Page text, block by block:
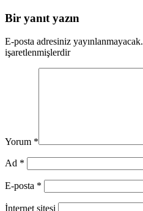
Bir yanıt yazın
E-posta adresiniz yayınlanmayacak.
işaretlenmişlerdir
Yorum *
Ad *
E-posta *
İnternet sitesi